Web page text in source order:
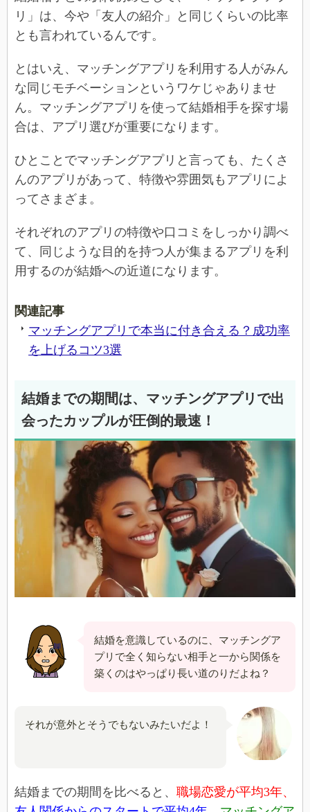
リ」は、今や「友人の紹介」と同じくらいの比率
とも言われているんです。
とはいえ、マッチングアプリを利用する人がみん
な同じモチベーションというワケじゃありませ
ん。マッチングアプリを使って結婚相手を探す場
合は、アプリ選びが重要になります。
ひとことでマッチングアプリと言っても、たくさ
んのアプリがあって、特徴や雰囲気もアプリによ
ってさまざま。
それぞれのアプリの特徴や口コミをしっかり調べ
て、同じような目的を持つ人が集まるアプリを利
用するのが結婚への近道になります。
関連記事
マッチングアプリで本当に付き合える？成功率
を上げるコツ3選
結婚までの期間は、マッチングアプリで出
会ったカップルが圧倒的最速！
結婚を意識しているのに、マッチングア
プリで全く知らない相手と一から関係を
築くのはやっぱり長い道のりだよね？
それが意外とそうでもないみたいだよ！
結婚までの期間を比べると、 職場恋愛が平均3年、